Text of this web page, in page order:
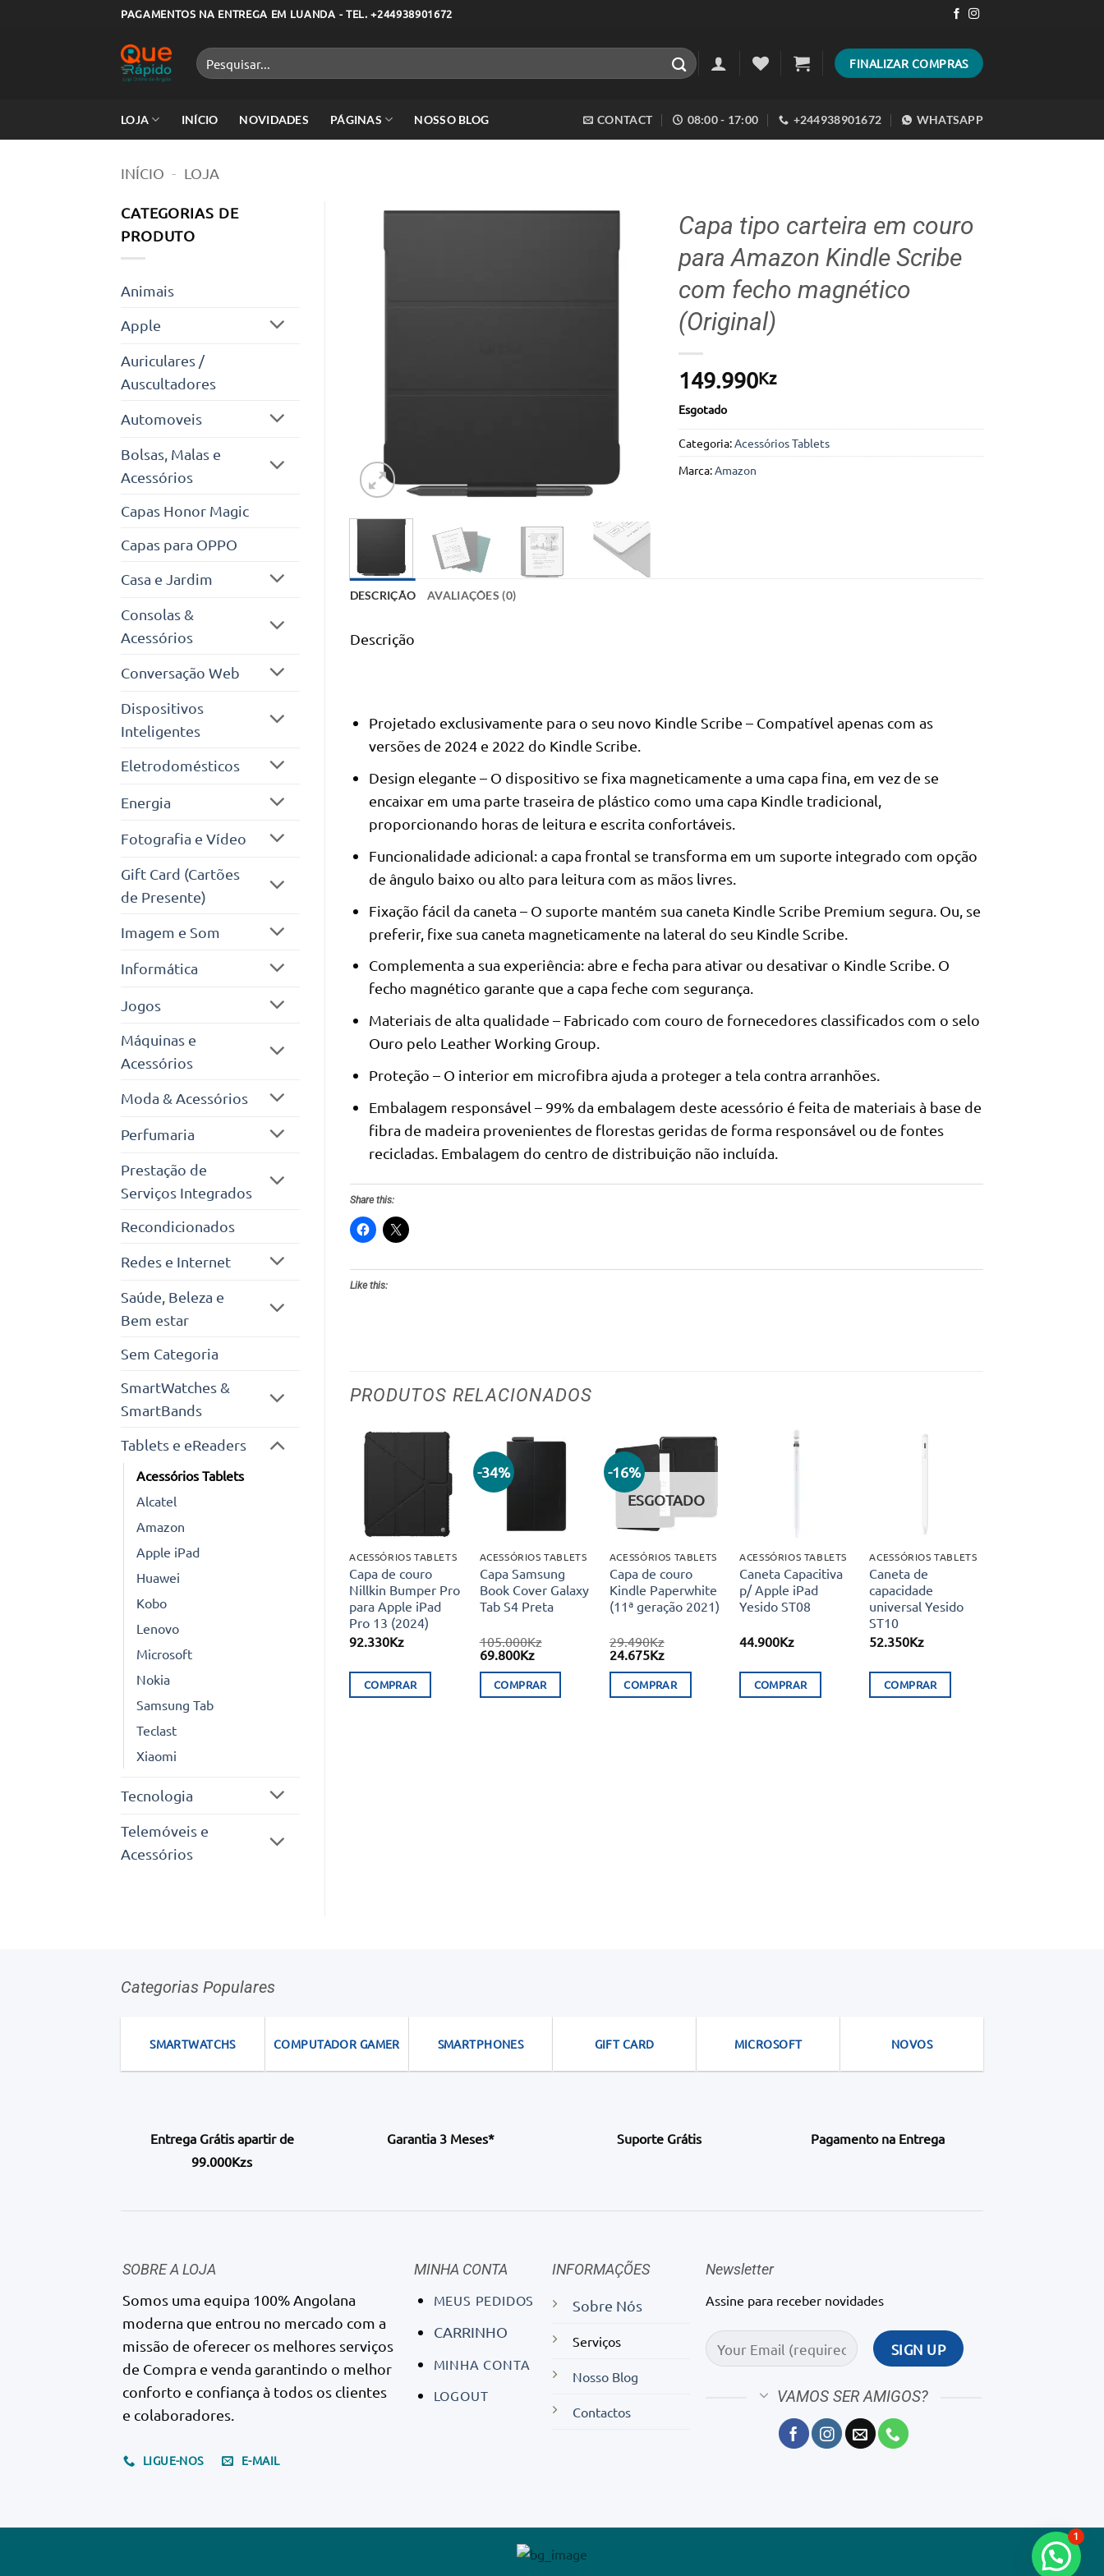
PAGAMENTOS NA ENTREGA EM LUANDA - TEL. +244938901672
Pesquisar
por:
FINALIZAR COMPRAS
LOJA INÍCIO NOVIDADES PÁGINAS NOSSO BLOG CONTACT 08:00 - 17:00 +244938901672 WHATSAPP
INÍCIO - LOJA
CATEGORIAS DE
PRODUTO
Animais
Apple
Auriculares /
Auscultadores
Automoveis
Bolsas, Malas e
Acessórios
Capas Honor Magic
Capas para OPPO
Casa e Jardim
Consolas &
Acessórios
Conversação Web
Dispositivos
Inteligentes
Eletrodomésticos
Energia
Fotografia e Vídeo
Gift Card (Cartões
de Presente)
Imagem e Som
Informática
Jogos
Máquinas e
Acessórios
Moda & Acessórios
Perfumaria
Prestação de
Serviços Integrados
Recondicionados
Redes e Internet
Saúde, Beleza e
Bem estar
Sem Categoria
SmartWatches &
SmartBands
Tablets e eReaders
Acessórios Tablets
Alcatel
Amazon
Apple iPad
Huawei
Kobo
Lenovo
Microsoft
Nokia
Samsung Tab
Teclast
Xiaomi
Tecnologia
Telemóveis e
Acessórios
Capa tipo carteira em couro
para Amazon Kindle Scribe
com fecho magnético
(Original)
149.990Kz
Esgotado
Categoria: Acessórios Tablets
Marca: Amazon
DESCRIÇÃO AVALIAÇÕES (0)
Descrição
Projetado exclusivamente para o seu novo Kindle Scribe – Compatível apenas com as
versões de 2024 e 2022 do Kindle Scribe.
Design elegante – O dispositivo se fixa magneticamente a uma capa fina, em vez de se
encaixar em uma parte traseira de plástico como uma capa Kindle tradicional,
proporcionando horas de leitura e escrita confortáveis.
Funcionalidade adicional: a capa frontal se transforma em um suporte integrado com opção
de ângulo baixo ou alto para leitura com as mãos livres.
Fixação fácil da caneta – O suporte mantém sua caneta Kindle Scribe Premium segura. Ou, se
preferir, fixe sua caneta magneticamente na lateral do seu Kindle Scribe.
Complementa a sua experiência: abre e fecha para ativar ou desativar o Kindle Scribe. O
fecho magnético garante que a capa feche com segurança.
Materiais de alta qualidade – Fabricado com couro de fornecedores classificados com o selo
Ouro pelo Leather Working Group.
Proteção – O interior em microfibra ajuda a proteger a tela contra arranhões.
Embalagem responsável – 99% da embalagem deste acessório é feita de materiais à base de
fibra de madeira provenientes de florestas geridas de forma responsável ou de fontes
recicladas. Embalagem do centro de distribuição não incluída.
Share this:
Like this:
PRODUTOS RELACIONADOS
Adicionar
aos meus
ACESSÓRIOS TABLETS
Capa de couro
Nillkin Bumper Pro
para Apple iPad
Pro 13 (2024)
92.330Kz
COMPRAR
-34%
ACESSÓRIOS TABLETS
Capa Samsung
Book Cover Galaxy
Tab S4 Preta
105.000Kz
O
original
era:
69.800KzO
atual
é:
COMPRAR
-16%
desejos
ESGOTADO
ACESSÓRIOS TABLETS
Capa de couro
Kindle Paperwhite
(11ª geração 2021)
29.490Kz
O
original
era:
24.675KzO
atual
é:
COMPRAR
ACESSÓRIOS TABLETS
Caneta Capacitiva
p/ Apple iPad
Yesido ST08
44.900Kz
COMPRAR
ACESSÓRIOS TABLETS
Caneta de
capacidade
universal Yesido
ST10
52.350Kz
COMPRAR
Categorias Populares
SMARTWATCHS COMPUTADOR GAMER SMARTPHONES GIFT CARD MICROSOFT NOVOS
Entrega Grátis apartir de
99.000Kzs
Garantia 3 Meses* Suporte Grátis Pagamento na Entrega
SOBRE A LOJA
Somos uma equipa 100% Angolana
moderna que entrou no mercado com a
missão de oferecer os melhores serviços
de Compra e venda garantindo o melhor
conforto e confiança à todos os clientes
e colaboradores.
LIGUE-NOS E-MAIL
MINHA CONTA
MEUS PEDIDOS
CARRINHO
MINHA CONTA
LOGOUT
INFORMAÇÕES
Sobre Nós
Serviços
Nosso Blog
Contactos
Newsletter
Assine para receber novidades
VAMOS SER AMIGOS?
1